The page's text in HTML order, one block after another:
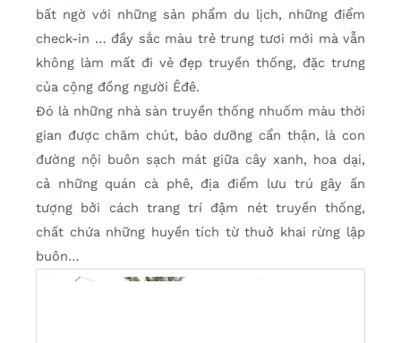
bất ngờ với những sản phẩm du lịch, những điểm
check-in … đầy sắc màu trẻ trung tươi mới mà vẫn
không làm mất đi vẻ đẹp truyền thống, đặc trưng
của cộng đồng người Êđê.
Đó là những nhà sàn truyền thống nhuốm màu thời
gian được chăm chút, bảo dưỡng cẩn thận, là con
đường nội buôn sạch mát giữa cây xanh, hoa dại,
cả những quán cà phê, địa điểm lưu trú gây ấn
tượng bởi cách trang trí đậm nét truyền thống,
chất chứa những huyền tích từ thuở khai rừng lập
buôn…